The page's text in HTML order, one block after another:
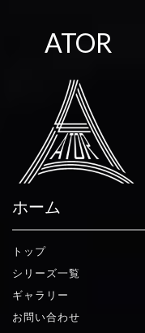
ATOR
ホーム
トップ
シリーズ一覧
ギャラリー
お問い合わせ